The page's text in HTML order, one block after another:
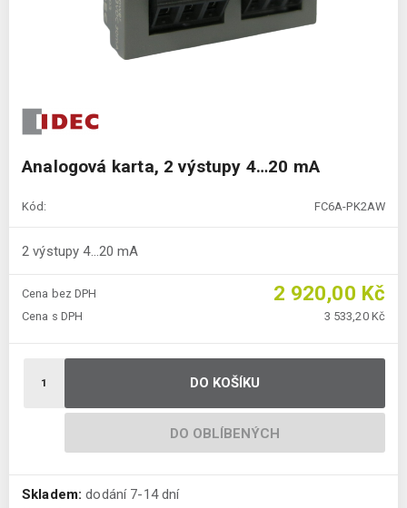
Analogová karta, 2 výstupy 4…20 mA
Kód: FC6A-PK2AW
2 výstupy 4…20 mA
Cena bez DPH 2 920,00 Kč
Cena s DPH 3 533,20 Kč
DO KOŠÍKU
DO OBLÍBENÝCH
Skladem: dodání 7-14 dní